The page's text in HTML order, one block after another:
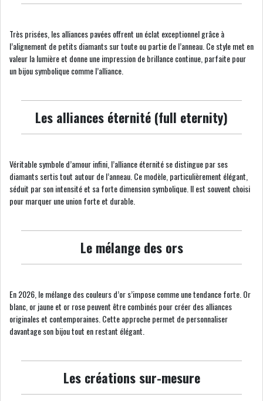
Très prisées, les alliances pavées offrent un éclat exceptionnel grâce à
l’alignement de petits diamants sur toute ou partie de l’anneau. Ce style met en
valeur la lumière et donne une impression de brillance continue, parfaite pour
un bijou symbolique comme l’alliance.
Les alliances éternité (full eternity)
Véritable symbole d’amour infini, l’alliance éternité se distingue par ses
diamants sertis tout autour de l’anneau. Ce modèle, particulièrement élégant,
séduit par son intensité et sa forte dimension symbolique. Il est souvent choisi
pour marquer une union forte et durable.
Le mélange des ors
En 2026, le mélange des couleurs d’or s’impose comme une tendance forte. Or
blanc, or jaune et or rose peuvent être combinés pour créer des alliances
originales et contemporaines. Cette approche permet de personnaliser
davantage son bijou tout en restant élégant.
Les créations sur-mesure